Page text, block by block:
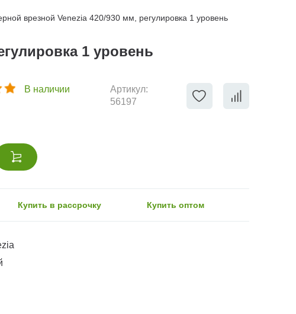
врезной Venezia 420/930 мм, регулировка 1 уровень
1 уровень
В наличии
Артикул:
56197
Купить в рассрочку Купить оптом